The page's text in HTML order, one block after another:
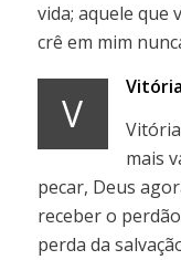
vida; aquele que
crê em mim
V
Vitória
mais
pecar, Deus
receber o
perda da